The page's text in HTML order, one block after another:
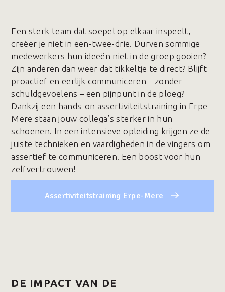
Een sterk team dat soepel op elkaar inspeelt,
creëer je niet in een-twee-drie. Durven sommige
medewerkers hun ideeën niet in de groep gooien?
Zijn anderen dan weer dat tikkeltje te direct? Blijft
proactief en eerlijk communiceren – zonder
schuldgevoelens – een pijnpunt in de ploeg?
Dankzij een hands-on assertiviteitstraining in Erpe-
Mere staan jouw collega’s sterker in hun
schoenen. In een intensieve opleiding krijgen ze de
juiste technieken en vaardigheden in de vingers om
assertief te communiceren. Een boost voor hun
zelfvertrouwen!
Assertiviteitstraining Erpe-Mere
DE IMPACT VAN DE